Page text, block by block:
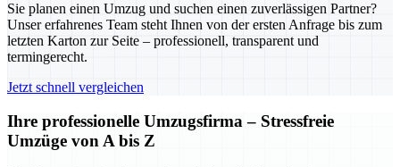
Sie planen einen Umzug und suchen einen zuverlässigen Partner?
Unser erfahrenes Team steht Ihnen von der ersten Anfrage bis zum
letzten Karton zur Seite – professionell, transparent und
termingerecht.
Jetzt schnell vergleichen
Ihre professionelle Umzugsfirma – Stressfreie
Umzüge von A bis Z